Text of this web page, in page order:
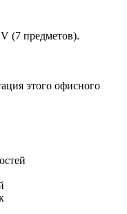
(7 предметов).
этого офисного